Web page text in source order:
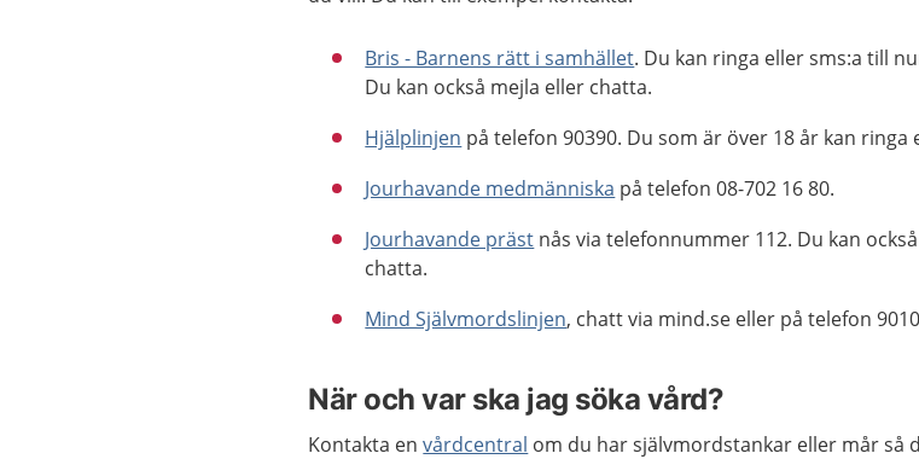
Bris - Barnens rätt i samhället. Du kan ringa eller sms:a till
Du kan också mejla eller chatta.
Hjälplinjen på telefon 90390. Du som är över 18 år kan ringa
Jourhavande medmänniska på telefon 08-702 16 80.
Jourhavande präst nås via telefonnummer 112. Du kan
chatta.
Mind Självmordslinjen, chatt via mind.se eller på telefon
När och var ska jag söka vård?
Kontakta envårdcentral om du har självmordstankar eller mår så